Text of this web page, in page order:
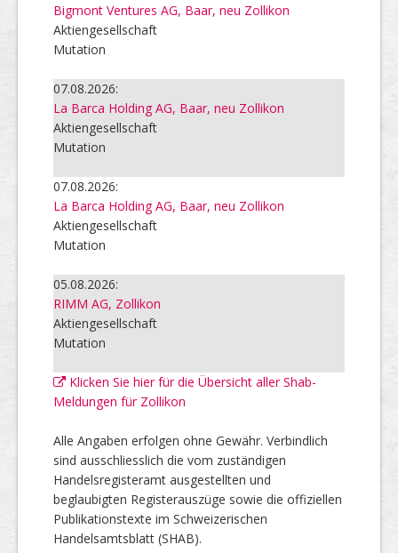
Bigmont Ventures AG, Baar, neu Zollikon
Aktiengesellschaft
Mutation
07.08.2026:
La Barca Holding AG, Baar, neu Zollikon
Aktiengesellschaft
Mutation
07.08.2026:
La Barca Holding AG, Baar, neu Zollikon
Aktiengesellschaft
Mutation
05.08.2026:
RIMM AG, Zollikon
Aktiengesellschaft
Mutation
Klicken Sie hier für die Übersicht aller Shab-
Meldungen für Zollikon
Alle Angaben erfolgen ohne Gewähr. Verbindlich
sind ausschliesslich die vom zuständigen
Handelsregisteramt ausgestellten und
beglaubigten Registerauszüge sowie die offiziellen
Publikationstexte im Schweizerischen
Handelsamtsblatt (SHAB).